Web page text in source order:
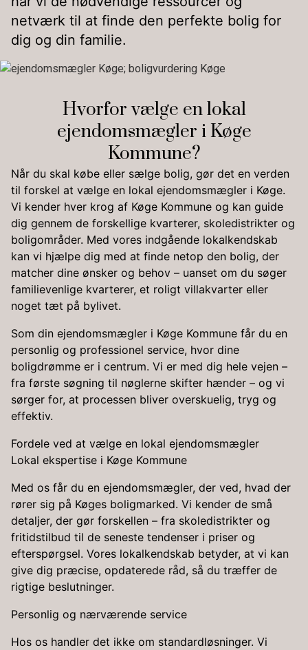
netværk til at finde den perfekte bolig for
dig og din familie.
Hvorfor vælge en lokal
ejendomsmægler i Køge
Kommune?
Når du skal købe eller sælge bolig, gør det en verden
til forskel at vælge en lokal ejendomsmægler i Køge.
Vi kender hver krog af Køge Kommune og kan guide
dig gennem de forskellige kvarterer, skoledistrikter og
boligområder. Med vores indgående lokalkendskab
kan vi hjælpe dig med at finde netop den bolig, der
matcher dine ønsker og behov – uanset om du søger
familievenlige kvarterer, et roligt villakvarter eller
noget tæt på bylivet.
Som din ejendomsmægler i Køge Kommune får du en
personlig og professionel service, hvor dine
boligdrømme er i centrum. Vi er med dig hele vejen –
fra første søgning til nøglerne skifter hænder – og vi
sørger for, at processen bliver overskuelig, tryg og
effektiv.
Fordele ved at vælge en lokal ejendomsmægler
Lokal ekspertise i Køge Kommune
Med os får du en ejendomsmægler, der ved, hvad der
rører sig på Køges boligmarked. Vi kender de små
detaljer, der gør forskellen – fra skoledistrikter og
fritidstilbud til de seneste tendenser i priser og
efterspørgsel. Vores lokalkendskab betyder, at vi kan
give dig præcise, opdaterede råd, så du træffer de
rigtige beslutninger.
Personlig og nærværende service
Hos os handler det ikke om standardløsninger. Vi